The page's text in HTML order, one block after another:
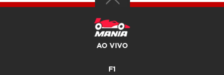
AO VIVO
F1